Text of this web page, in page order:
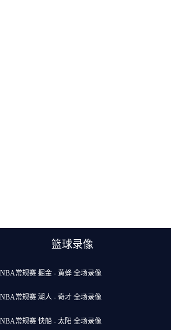
篮球录像
常规赛 掘金 - 黄蜂 全场录像
常规赛 湖人 - 奇才 全场录像
常规赛 快船 - 太阳 全场录像